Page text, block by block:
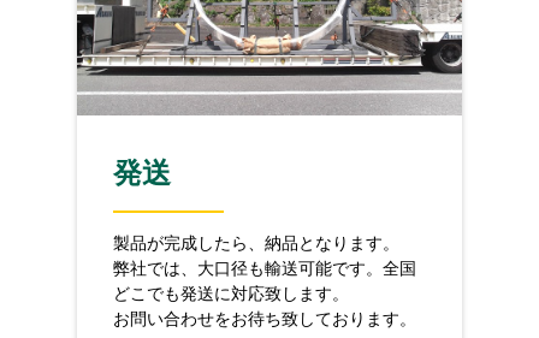
発送
製品が完成したら、納品となります。
弊社では、大口径も輸送可能です。全国
どこでも発送に対応致します。
お問い合わせをお待ち致しております。